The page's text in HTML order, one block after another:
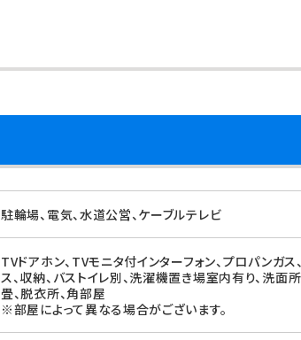
駐輪場、電気、水道公営、ケーブルテレビ
TVドアホン、TVモニタ付インターフォン、プロパンガ
ス、収納、バストイレ別、洗濯機置き場室内有り、洗面
畳、脱衣所、角部屋
※部屋によって異なる場合がございます。